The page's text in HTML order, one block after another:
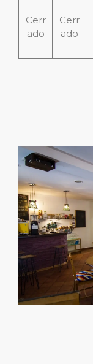
Cerr
ado
Cerr
ado